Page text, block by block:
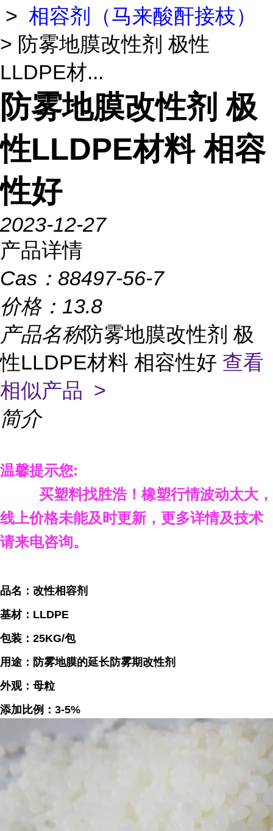
> 相容剂（马来酸酐接枝）
> 防雾地膜改性剂 极性
LLDPE材...
防雾地膜改性剂 极
性LLDPE材料 相容
性好
2023-12-27
产品详情
Cas： 88497-56-7
价格： 13.8
产品名称防雾地膜改性剂 极
性LLDPE材料 相容性好 查看
相似产品 >
简介
温馨提示您:
买塑料找胜浩！ 橡塑行情波动太大，
线上价格未能及时更新，更多详情及技术
请来电咨询。
品名：改性相容剂
基材：LLDPE
包装：25KG/包
用途： 防雾地膜的延长防雾期改性剂
外观：母粒
添加比例：3-5%